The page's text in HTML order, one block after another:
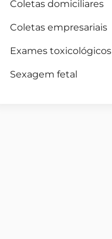
Coletas domiciliares
Coletas empresariais
Exames toxicológicos
Sexagem fetal